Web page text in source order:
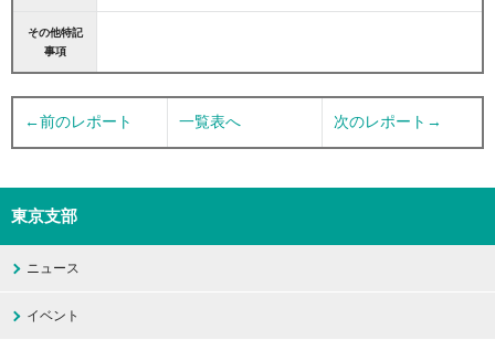
その他特記
事項
←前のレポート 一覧表へ 次のレポート→
東京支部
ニュース
イベント